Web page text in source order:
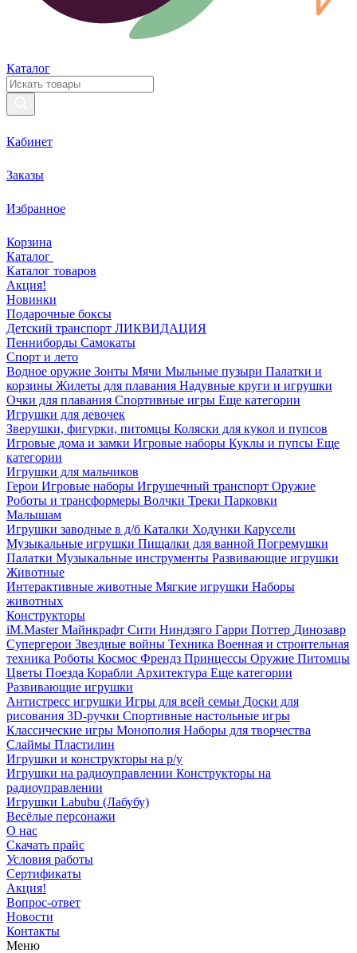
Каталог
Кабинет
Заказы
Избранное
Корзина
Каталог
Каталог товаров
Акция!
Новинки
Подарочные боксы
Детский транспорт ЛИКВИДАЦИЯ
Пенниборды Самокаты
Спорт и лето
Водное оружие Зонты Мячи Мыльные пузыри Палатки и
корзины Жилеты для плавания Надувные круги и игрушки
Очки для плавания Спортивные игры Еще категории
Игрушки для девочек
Зверушки, фигурки, питомцы Коляски для кукол и пупсов
Игровые дома и замки Игровые наборы Куклы и пупсы Еще
категории
Игрушки для мальчиков
Герои Игровые наборы Игрушечный транспорт Оружие
Роботы и трансформеры Волчки Треки Парковки
Малышам
Игрушки заводные в д/б Каталки Ходунки Карусели
Музыкальные игрушки Пищалки для ванной Погремушки
Палатки Музыкальные инструменты Развивающие игрушки
Животные
Интерактивные животные Мягкие игрушки Наборы
животных
Конструкторы
iM.Master Майнкрафт Сити Ниндзяго Гарри Поттер Динозавр
Супергерои Звездные войны Техника Военная и строительная
техника Роботы Космос Френдз Принцессы Оружие Питомцы
Цветы Поезда Корабли Архитектура Еще категории
Развивающие игрушки
Антистресс игрушки Игры для всей семьи Доски для
рисования 3D-ручки Спортивные настольные игры
Классические игры Монополия Наборы для творчества
Слаймы Пластилин
Игрушки и конструкторы на р/у
Игрушки на радиоуправлении Конструкторы на
радиоуправлении
Игрушки Labubu (Лабубу)
Весёлые персонажи
О нас
Скачать прайс
Условия работы
Сертификаты
Акция!
Вопрос-ответ
Новости
Контакты
Меню